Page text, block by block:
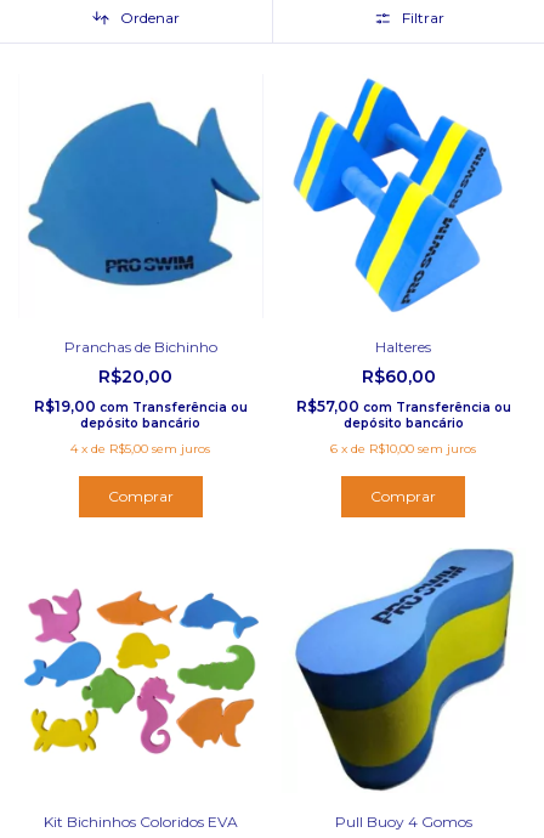
Ordenar Filtrar
Pranchas de Bichinho
R$20,00
R$19,00 com Transferência ou
depósito bancário
4 xde R$5,00 sem juros
Comprar
Halteres
R$60,00
R$57,00 com Transferência ou
depósito bancário
6 xde R$10,00 sem juros
Comprar
Kit Bichinhos Coloridos EVA Pull Buoy 4 Gomos